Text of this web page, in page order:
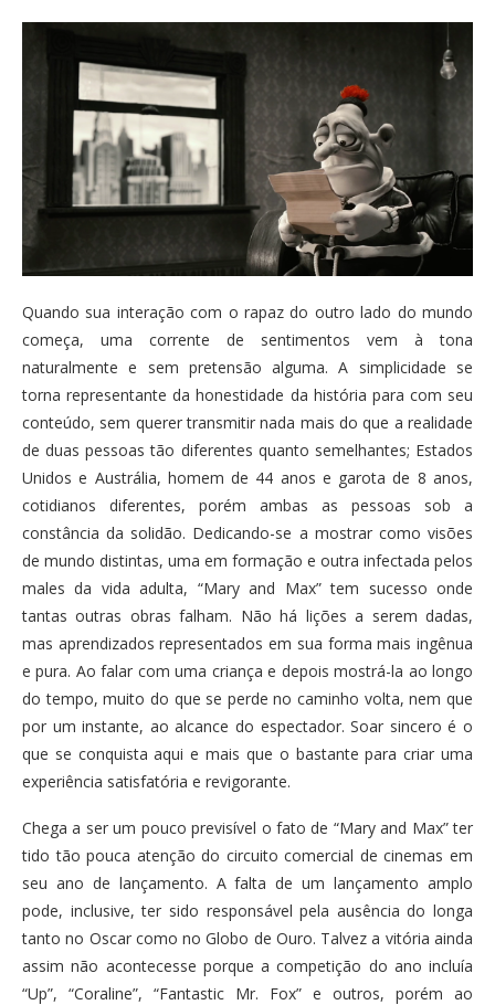
Quando sua interação com o rapaz do outro lado do mundo
começa, uma corrente de sentimentos vem à tona
naturalmente e sem pretensão alguma. A simplicidade se
torna representante da honestidade da história para com seu
conteúdo, sem querer transmitir nada mais do que a realidade
de duas pessoas tão diferentes quanto semelhantes; Estados
Unidos e Austrália, homem de 44 anos e garota de 8 anos,
cotidianos diferentes, porém ambas as pessoas sob a
constância da solidão. Dedicando-se a mostrar como visões
de mundo distintas, uma em formação e outra infectada pelos
males da vida adulta, “Mary and Max” tem sucesso onde
tantas outras obras falham. Não há lições a serem dadas,
mas aprendizados representados em sua forma mais ingênua
e pura. Ao falar com uma criança e depois mostrá-la ao longo
do tempo, muito do que se perde no caminho volta, nem que
por um instante, ao alcance do espectador. Soar sincero é o
que se conquista aqui e mais que o bastante para criar uma
experiência satisfatória e revigorante.
Chega a ser um pouco previsível o fato de “Mary and Max” ter
tido tão pouca atenção do circuito comercial de cinemas em
seu ano de lançamento. A falta de um lançamento amplo
pode, inclusive, ter sido responsável pela ausência do longa
tanto no Oscar como no Globo de Ouro. Talvez a vitória ainda
assim não acontecesse porque a competição do ano incluía
“Up”, “Coraline”, “Fantastic Mr. Fox” e outros, porém ao